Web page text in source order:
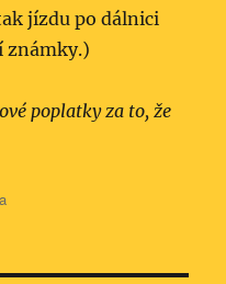
jízdu po dálnici
známky.)
poplatky za to, že